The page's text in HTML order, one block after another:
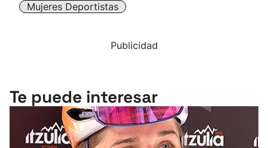
Mujeres Deportistas
Publicidad
Te puede interesar